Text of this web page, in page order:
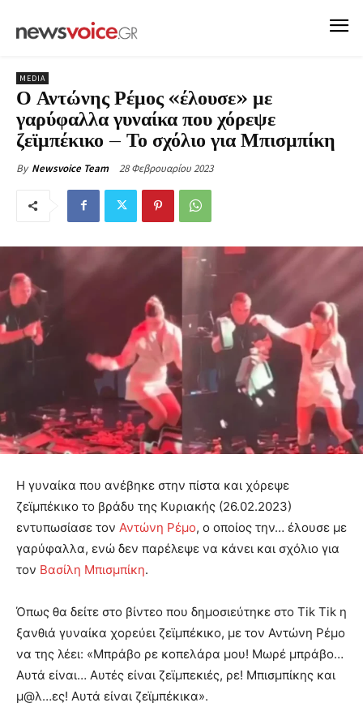
MEDIA
Ο Αντώνης Ρέμος «έλουσε» με
γαρύφαλλα γυναίκα που χόρεψε
ζεϊμπέκικο – Το σχόλιο για Μπισμπίκη
By Newsvoice Team 28 Φεβρουαρίου 2023
Η γυναίκα που ανέβηκε στην πίστα και χόρεψε
ζεϊμπέκικο το βράδυ της Κυριακής (26.02.2023)
εντυπωσίασε τον Αντώνη Ρέμο, ο οποίος την… έλουσε με
γαρύφαλλα, ενώ δεν παρέλεψε να κάνει και σχόλιο για
τον Βασίλη Μπισμπίκη.
Όπως θα δείτε στο βίντεο που δημοσιεύτηκε στο Tik Tik η
ξανθιά γυναίκα χορεύει ζεϊμπέκικο, με τον Αντώνη Ρέμο
να της λέει: «Μπράβο ρε κοπελάρα μου! Μωρέ μπράβο…
Αυτά είναι… Αυτές είναι ζεϊμπεκιές, ρε! Μπισμπίκης και
μ@λ…ες! Αυτά είναι ζεϊμπέκικα».